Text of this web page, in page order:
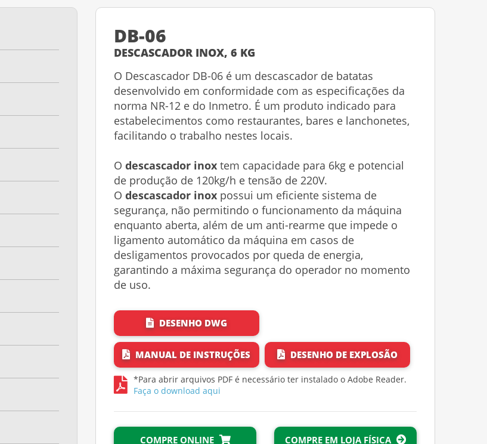
DB-06
DESCASCADOR INOX, 6 KG
O Descascador DB-06 é um descascador de batatas
desenvolvido em conformidade com as especificações da
norma NR-12 e do Inmetro. É um produto indicado para
estabelecimentos como restaurantes, bares e lanchonetes,
facilitando o trabalho nestes locais.
O descascador inox tem capacidade para 6kg e potencial
de produção de 120kg/h e tensão de 220V.
O descascador inox possui um eficiente sistema de
segurança, não permitindo o funcionamento da máquina
enquanto aberta, além de um anti-rearme que impede o
ligamento automático da máquina em casos de
desligamentos provocados por queda de energia,
garantindo a máxima segurança do operador no momento
de uso.
DESENHO DWG
MANUAL DE INSTRUÇÕES DESENHO DE EXPLOSÃO
*Para abrir arquivos PDF é necessário ter instalado o Adobe Reader.
Faça o download aqui
COMPRE ONLINE COMPRE EM LOJA FÍSICA